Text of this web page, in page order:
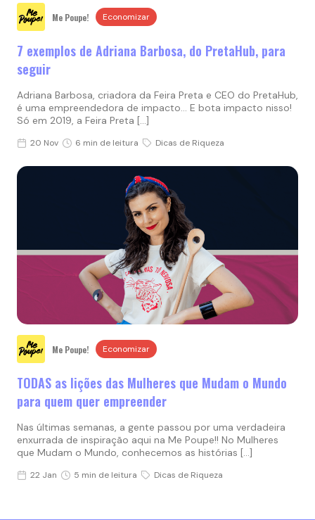
Me Poupe! Economizar
7 exemplos de Adriana Barbosa, do PretaHub, para
seguir
Adriana Barbosa, criadora da Feira Preta e CEO do PretaHub,
é uma empreendedora de impacto… E bota impacto nisso!
Só em 2019, a Feira Preta […]
20 Nov 6 min de leitura Dicas de Riqueza
Me Poupe! Economizar
TODAS as lições das Mulheres que Mudam o Mundo
para quem quer empreender
Nas últimas semanas, a gente passou por uma verdadeira
enxurrada de inspiração aqui na Me Poupe!! No Mulheres
que Mudam o Mundo, conhecemos as histórias […]
22 Jan 5 min de leitura Dicas de Riqueza